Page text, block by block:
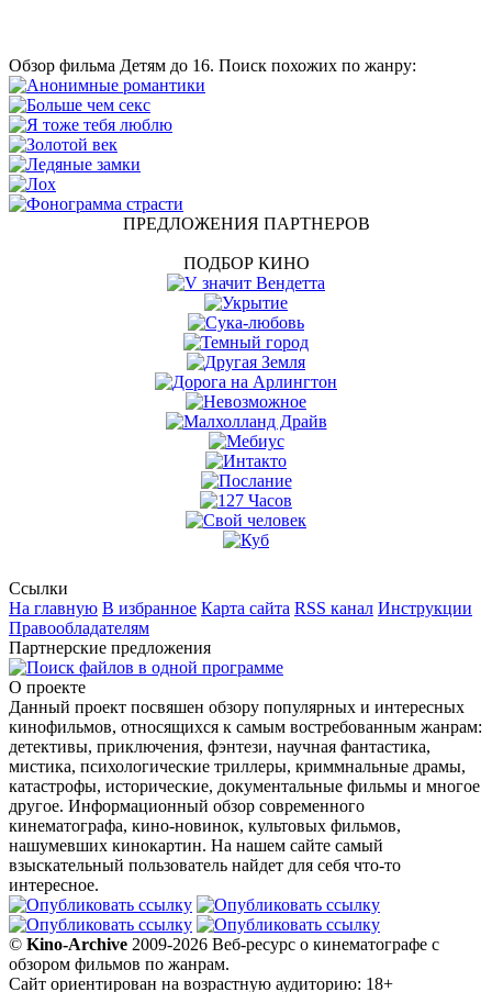
Обзор фильма Детям до 16. Поиск похожих по жанру:
ПРЕДЛОЖЕНИЯ ПАРТНЕРОВ
ПОДБОР КИНО
Ссылки
На главную В избранное Карта сайта RSS канал Инструкции
Правообладателям
Партнерские предложения
О проекте
Данный проект посвяшен обзору популярных и интересных
кинофильмов, относящихся к самым востребованным жанрам:
детективы, приключения, фэнтези, научная фантастика,
мистика, психологические триллеры, криммнальные драмы,
катастрофы, исторические, документальные фильмы и многое
другое. Информационный обзор современного
кинематографа, кино-новинок, культовых фильмов,
нашумевших кинокартин. На нашем сайте самый
взыскательный пользователь найдет для себя что-то
интересное.
© Kino-Archive 2009-2026 Веб-ресурс о кинематографе с
обзором фильмов по жанрам.
Сайт ориентирован на возрастную аудиторию: 18+